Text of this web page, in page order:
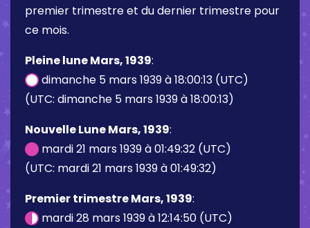
premier trimestre et du dernier trimestre pour
ce mois.
Pleine lune Mars, 1939:
dimanche 5 mars 1939 à 18:00:13 (UTC)
(UTC: dimanche 5 mars 1939 à 18:00:13)
Nouvelle Lune Mars, 1939:
mardi 21 mars 1939 à 01:49:32 (UTC)
(UTC: mardi 21 mars 1939 à 01:49:32)
Premier trimestre Mars, 1939:
mardi 28 mars 1939 à 12:14:50 (UTC)